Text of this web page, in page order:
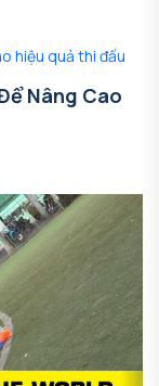
Nâng Cao